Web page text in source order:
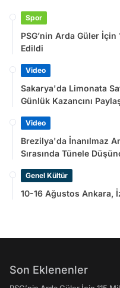
Spor
PSG’nin Arda Güler
Edildi
Video
Sakarya'da Limonata
Günlük Kazancını
Video
Brezilya'da İnanılmaz
Sırasında Tünele
Genel Kültür
10-16 Ağustos Ankara,
Son Eklenenler